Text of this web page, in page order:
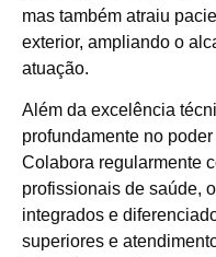
mas também atraiu
exterior, ampliando o
atuação.
Além da excelência
profundamente no
Colabora regularmente
profissionais de saúde,
integrados e
superiores e